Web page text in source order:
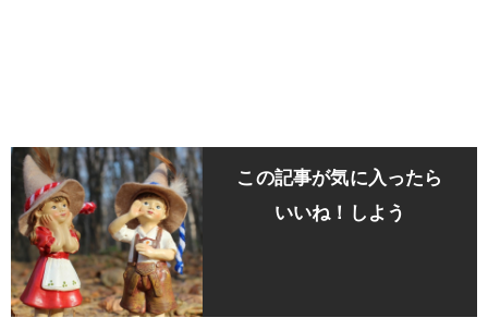
この記事が気に入ったら
いいね！しよう